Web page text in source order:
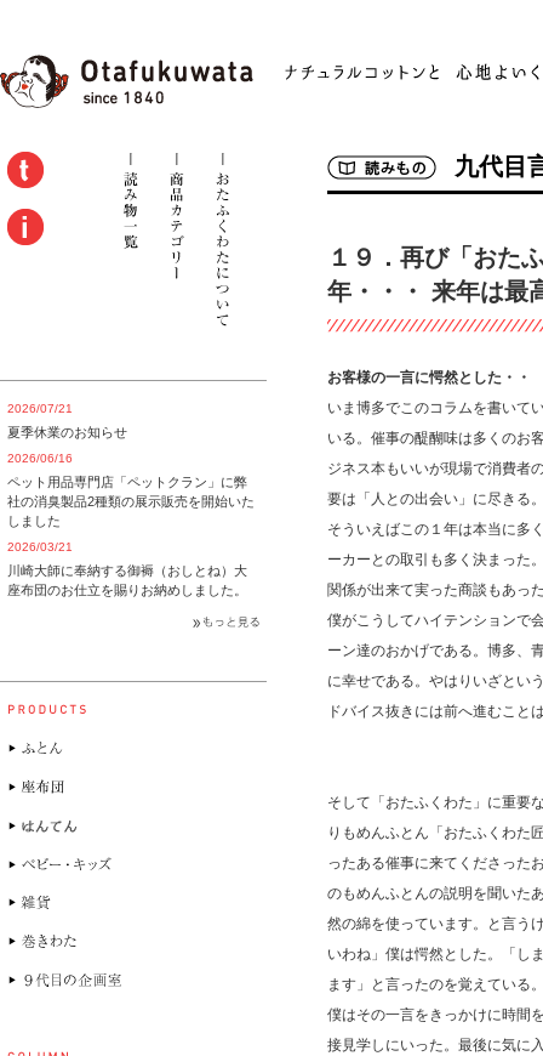
九代目
１９．再び「おた
年・・・ 来年は最
お客様の一言に愕然とした・・
いま博多でこのコラムを書いて
いる。催事の醍醐味は多くのお
ジネス本もいいが現場で消費者
要は「人との出会い」に尽きる
そういえばこの１年は本当に多
ーカーとの取引も多く決まった
関係が出来て実った商談もあっ
僕がこうしてハイテンションで
ーン達のおかげである。博多、
に幸せである。やはりいざとい
ドバイス抜きには前へ進むこと
そして「おたふくわた」に重要
りもめんふとん「おたふくわた
ったある催事に来てくださった
のもめんふとんの説明を聞いた
然の綿を使っています。と言う
いわね」僕は愕然とした。「し
ます」と言ったのを覚えている
僕はその一言をきっかけに時間
接見学しにいった。最後に気に
2026/07/21
夏季休業のお知らせ
2026/06/16
ペット用品専門店「ペットクラン」に弊
社の消臭製品2種類の展示販売を開始いた
しました
2026/03/21
川崎大師に奉納する御褥（おしとね）大
座布団のお仕立を賜りお納めしました。